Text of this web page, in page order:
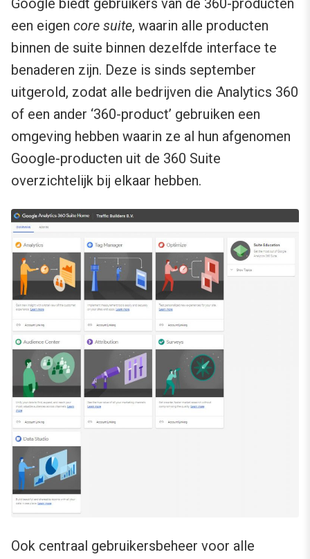
een eigen core suite, waarin alle producten
binnen de suite binnen dezelfde interface te
benaderen zijn. Deze is sinds september
uitgerold, zodat alle bedrijven die Analytics 360
of een ander ‘360-product’ gebruiken een
omgeving hebben waarin ze al hun afgenomen
Google-producten uit de 360 Suite
overzichtelijk bij elkaar hebben.
Ook centraal gebruikersbeheer voor alle